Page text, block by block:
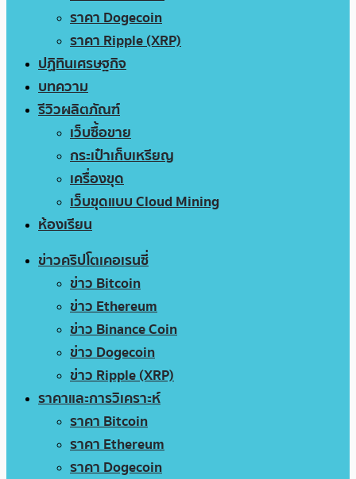
ราคา Dogecoin
ราคา Ripple (XRP)
ปฏิทินเศรษฐกิจ
บทความ
รีวิวผลิตภัณฑ์
เว็บซื้อขาย
กระเป๋าเก็บเหรียญ
เครื่องขุด
เว็บขุดแบบ Cloud Mining
ห้องเรียน
ข่าวคริปโตเคอเรนซี่
ข่าว Bitcoin
ข่าว Ethereum
ข่าว Binance Coin
ข่าว Dogecoin
ข่าว Ripple (XRP)
ราคาและการวิเคราะห์
ราคา Bitcoin
ราคา Ethereum
ราคา Dogecoin